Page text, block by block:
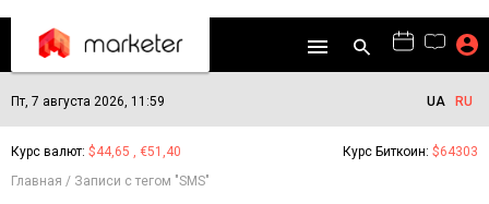
Пт, 7 августа 2026, 11:59 UA RU
Курс валют: $44,65 , €51,40 Курс Биткоин: $64303
Главная
Записи с тегом "SMS"